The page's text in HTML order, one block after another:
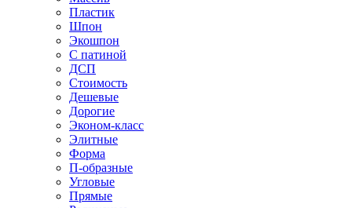
Пластик
Шпон
Экошпон
С патиной
ДСП
Стоимость
Дешевые
Дорогие
Эконом-класс
Элитные
Форма
П-образные
Угловые
Прямые